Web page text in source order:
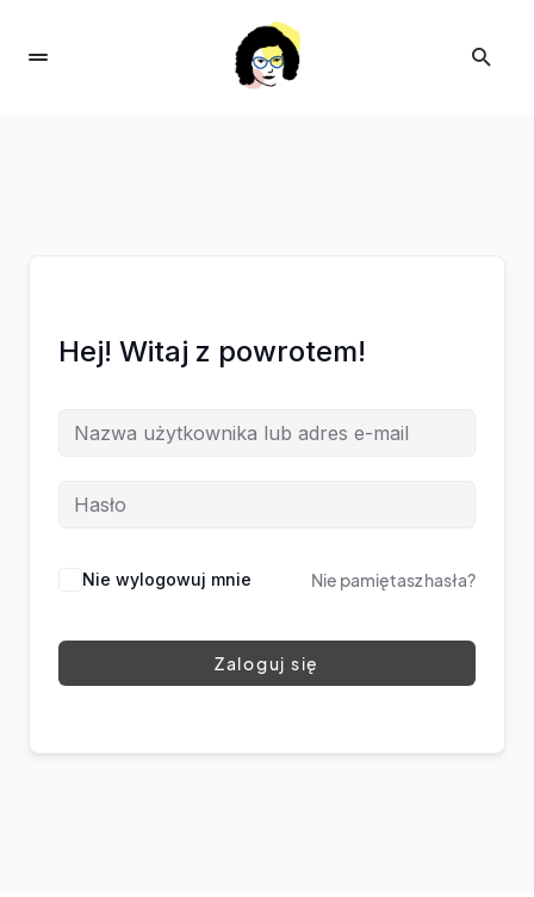
Hej! Witaj z powrotem!
Nie wylogowuj mnie Nie pamiętasz hasła?
Zaloguj się